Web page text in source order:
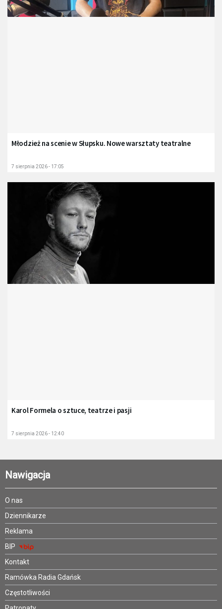
Młodzież na scenie w Słupsku. Nowe warsztaty teatralne
7 sierpnia 2026 - 17:05
Karol Formela o sztuce, teatrze i pasji
7 sierpnia 2026 - 12:40
Nawigacja
O nas
Dziennikarze
Reklama
BIP
Kontakt
Ramówka Radia Gdańsk
Częstotliwości